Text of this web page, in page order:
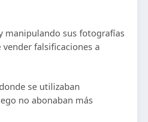
manipulando sus fotografías
falsificaciones a
se utilizaban
no abonaban más